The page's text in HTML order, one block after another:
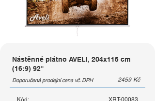
Nástěnné plátno AVELI, 204x115 cm
(16:9) 92"
Doporučená prodejní cena vč. DPH 2459 Kč
Kód: XRT-00083